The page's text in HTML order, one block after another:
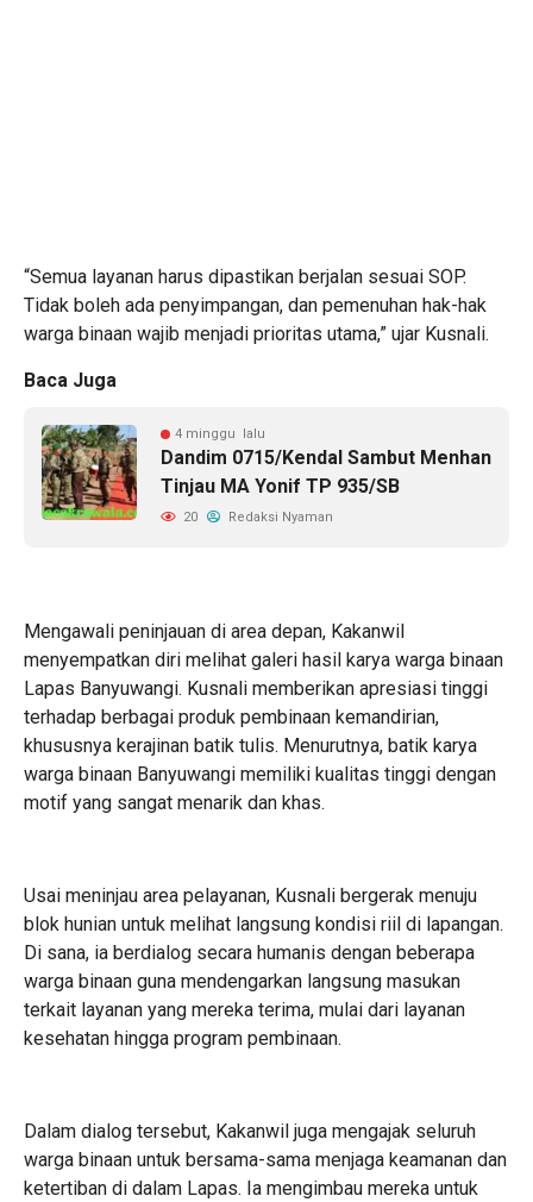
“Semua layanan harus dipastikan berjalan sesuai SOP.
Tidak boleh ada penyimpangan, dan pemenuhan hak-hak
warga binaan wajib menjadi prioritas utama,” ujar Kusnali.
Baca Juga
4 minggu lalu
Dandim 0715/Kendal Sambut Menhan
Tinjau MA Yonif TP 935/SB
20 Redaksi Nyaman
Mengawali peninjauan di area depan, Kakanwil
menyempatkan diri melihat galeri hasil karya warga binaan
Lapas Banyuwangi. Kusnali memberikan apresiasi tinggi
terhadap berbagai produk pembinaan kemandirian,
khususnya kerajinan batik tulis. Menurutnya, batik karya
warga binaan Banyuwangi memiliki kualitas tinggi dengan
motif yang sangat menarik dan khas.
Usai meninjau area pelayanan, Kusnali bergerak menuju
blok hunian untuk melihat langsung kondisi riil di lapangan.
Di sana, ia berdialog secara humanis dengan beberapa
warga binaan guna mendengarkan langsung masukan
terkait layanan yang mereka terima, mulai dari layanan
kesehatan hingga program pembinaan.
Dalam dialog tersebut, Kakanwil juga mengajak seluruh
warga binaan untuk bersama-sama menjaga keamanan dan
ketertiban di dalam Lapas. Ia mengimbau mereka untuk